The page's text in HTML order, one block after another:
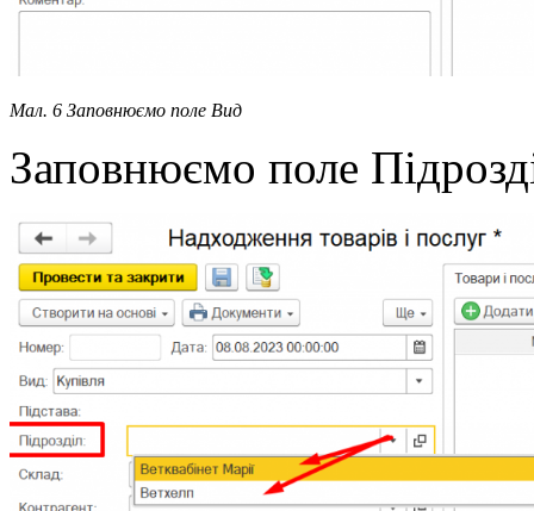
Мал. 6 Заповнюємо поле Вид
Заповнюємо поле